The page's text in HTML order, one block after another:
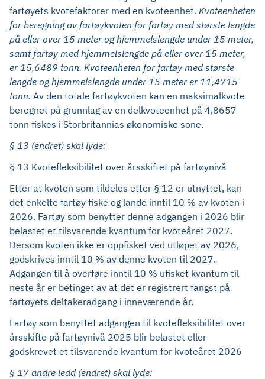
fartøyets kvotefaktorer med en kvoteenhet. Kvoteenheten
for beregning av fartøykvoten for fartøy med største lengde
på eller over 15 meter og hjemmelslengde under 15 meter,
samt fartøy med hjemmelslengde på eller over 15 meter,
er 15,6489 tonn. Kvoteenheten for fartøy med største
lengde og hjemmelslengde under 15 meter er 11,4715
tonn. Av den totale fartøykvoten kan en maksimalkvote
beregnet på grunnlag av en delkvoteenhet på 4,8657
tonn fiskes i Storbritannias økonomiske sone.
§ 13 (endret) skal lyde:
§ 13 Kvotefleksibilitet over årsskiftet på fartøynivå
Etter at kvoten som tildeles etter § 12 er utnyttet, kan
det enkelte fartøy fiske og lande inntil 10 % av kvoten i
2026. Fartøy som benytter denne adgangen i 2026 blir
belastet et tilsvarende kvantum for kvoteåret 2027.
Dersom kvoten ikke er oppfisket ved utløpet av 2026,
godskrives inntil 10 % av denne kvoten til 2027.
Adgangen til å overføre inntil 10 % ufisket kvantum til
neste år er betinget av at det er registrert fangst på
fartøyets deltakeradgang i inneværende år.
Fartøy som benyttet adgangen til kvotefleksibilitet over
årsskifte på fartøynivå 2025 blir belastet eller
godskrevet et tilsvarende kvantum for kvoteåret 2026
§ 17 andre ledd (endret) skal lyde: